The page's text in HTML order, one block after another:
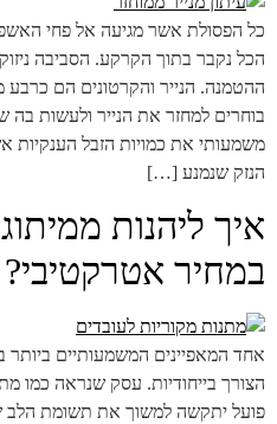
כל הפסולת אשר מגיעה אל פחי
הכל נקבר בתוך הקרקע. הסביבה
ההטמנה. הנייר והקרטונים הם
בוחרים למחזר את הנייר ולעשות בה
משמעותי את כמויות הזבל הענקיות
הנזק שנמנע […]
איך ליהנות
במחיר אטרקטיבי?
הצורך בייחודיות. עסק שנראה כמו
פועל יתקשה למשוך את תשומת הלב